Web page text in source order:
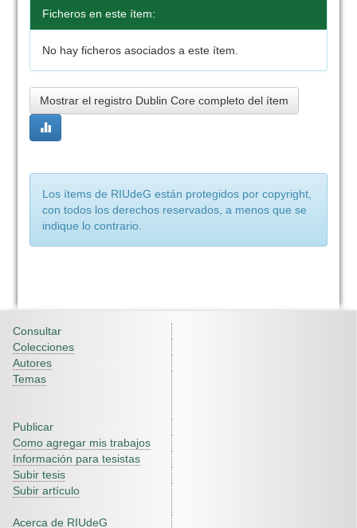
Ficheros en este ítem:
No hay ficheros asociados a este ítem.
Mostrar el registro Dublin Core completo del ítem
Los ítems de RIUdeG están protegidos por copyright,
con todos los derechos reservados, a menos que se
indique lo contrario.
Consultar
Colecciones
Autores
Temas
Publicar
Como agregar mis trabajos
Información para tesistas
Subir tesis
Subir artículo
Acerca de RIUdeG